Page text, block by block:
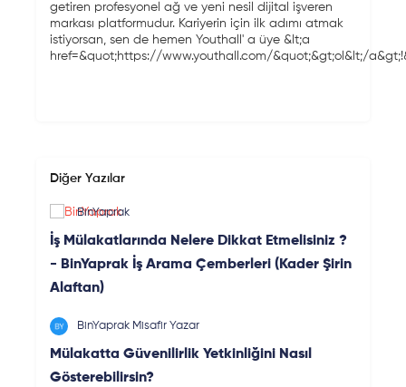
getiren profesyonel ağ ve yeni nesil dijital işveren
markası platformudur. Kariyerin için ilk adımı atmak
istiyorsan, sen de hemen Youthall' a üye &lt;a
href=&quot;https://www.youthall.com/&quot;&gt;ol&lt;/
Diğer Yazılar
BinYaprak
İş Mülakatlarında Nelere Dikkat Etmelisiniz ?
- BinYaprak İş Arama Çemberleri (Kader Şirin
Alaftan)
BinYaprak Misafir Yazar
Mülakatta Güvenilirlik Yetkinliğini Nasıl
Gösterebilirsin?